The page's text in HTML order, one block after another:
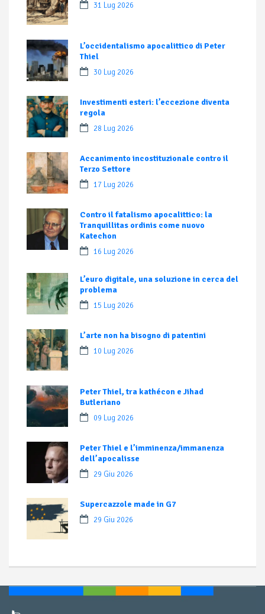
31 Lug 2026
L’occidentalismo apocalittico di Peter
Thiel
30 Lug 2026
Investimenti esteri: l’eccezione diventa
regola
28 Lug 2026
Accanimento incostituzionale contro il
Terzo Settore
17 Lug 2026
Contro il fatalismo apocalittico: la
Tranquillitas ordinis come nuovo
Katechon
16 Lug 2026
L’euro digitale, una soluzione in cerca del
problema
15 Lug 2026
L’arte non ha bisogno di patentini
10 Lug 2026
Peter Thiel, tra kathécon e Jihad
Butleriano
09 Lug 2026
Peter Thiel e l’imminenza/immanenza
dell’apocalisse
29 Giu 2026
Supercazzole made in G7
29 Giu 2026